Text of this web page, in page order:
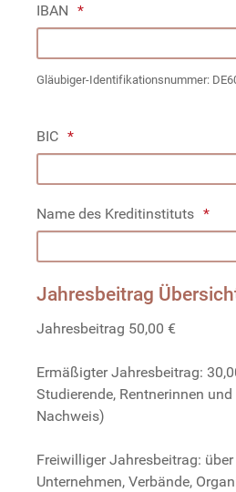
IBAN
Gläubiger-Identifikationsnummer:
BIC
Name des Kreditinstituts
Jahresbeitrag
Jahresbeitrag 50,00 €
Ermäßigter Jahresbeitrag:
Studierende, Rentnerinnen
Nachweis)
Freiwilliger Jahresbeitrag:
Unternehmen, Verbände,